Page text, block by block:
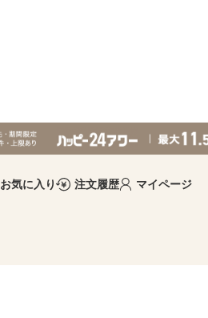
お気に入り 注文履歴 マイページ